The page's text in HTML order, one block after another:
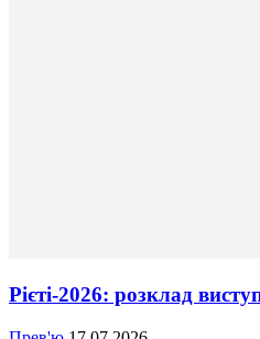
Рієті-2026: розклад